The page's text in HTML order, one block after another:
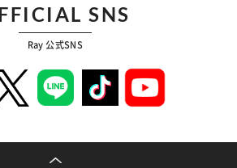
SNS
Ray 公式SNS